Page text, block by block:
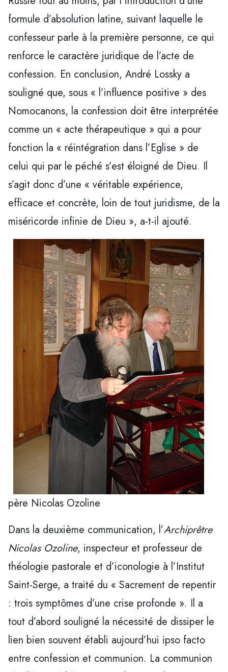
formule d’absolution latine, suivant laquelle le
confesseur parle à la première personne, ce qui
renforce le caractère juridique de l’acte de
confession. En conclusion, André Lossky a
souligné que, sous « l’influence positive » des
Nomocanons, la confession doit être interprétée
comme un « acte thérapeutique » qui a pour
fonction la « réintégration dans l’Eglise » de
celui qui par le péché s’est éloigné de Dieu. Il
s’agit donc d’une « véritable expérience,
efficace et concrète, loin de tout juridisme, de la
miséricorde infinie de Dieu », a-t-il ajouté.
père Nicolas Ozoline
Dans la deuxième communication, l’Archiprêtre
Nicolas Ozoline, inspecteur et professeur de
théologie pastorale et d’iconologie à l’Institut
Saint-Serge, a traité du « Sacrement de repentir
: trois symptômes d’une crise profonde ». Il a
tout d’abord souligné la nécessité de dissiper le
lien bien souvent établi aujourd’hui ipso facto
entre confession et communion. La communion